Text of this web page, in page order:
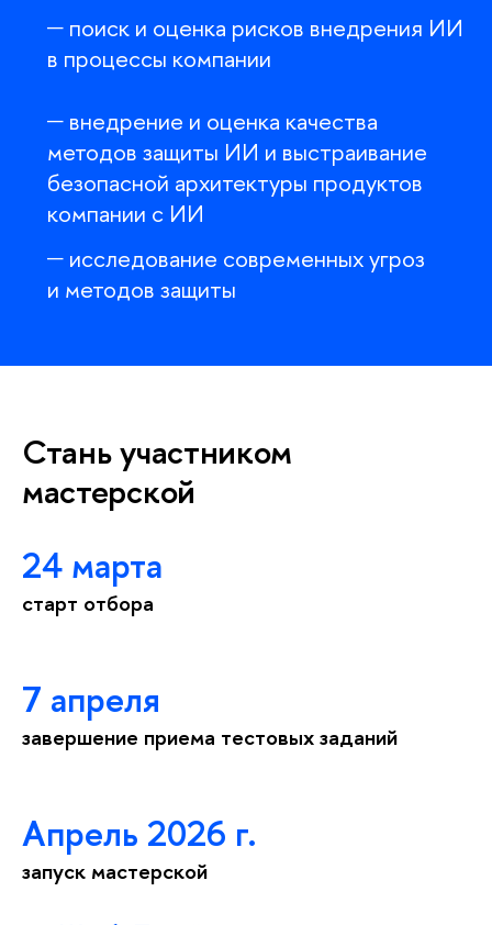
поиск и оценка рисков внедрения ИИ
процессы компании
недрение и оценка качества
методов защиты ИИ и выстраивание
езопасной архитектуры продукто
компании с ИИ
исследование современных угроз
и методов защиты
Стань участником
мастерской
24 марта
старт отбора
7 апреля
завершение приема тестовых заданий
Апрель 2026 г.
запуск мастерской